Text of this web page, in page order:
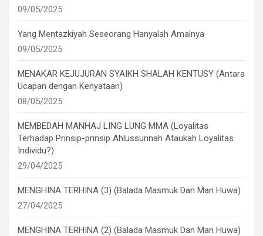
09/05/2025
Yang Mentazkiyah Seseorang Hanyalah Amalnya
09/05/2025
MENAKAR KEJUJURAN SYAIKH SHALAH KENTUSY (Antara
Ucapan dengan Kenyataan)
08/05/2025
MEMBEDAH MANHAJ LING LUNG MMA (Loyalitas
Terhadap Prinsip-prinsip Ahlussunnah Ataukah Loyalitas
Individu?)
29/04/2025
MENGHINA TERHINA (3) (Balada Masmuk Dan Man Huwa)
27/04/2025
MENGHINA TERHINA (2) (Balada Masmuk Dan Man Huwa)